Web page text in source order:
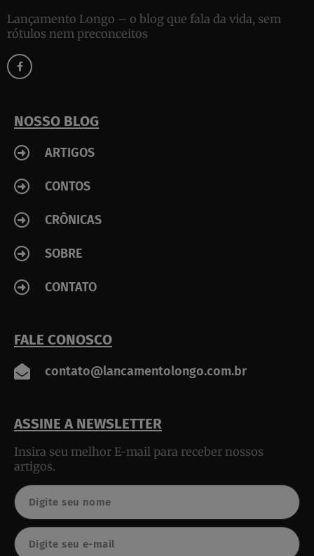
Lançamento Longo – o blog que fala da vida, sem
rótulos nem preconceitos
a
c
e
k
-
NOSSO BLOG
ARTIGOS
CONTOS
CRÔNICAS
SOBRE
CONTATO
FALE CONOSCO
contato@lancamentolongo.com.br
ASSINE A NEWSLETTER
Insira seu melhor E-mail para receber nossos
artigos.
Nome
Email